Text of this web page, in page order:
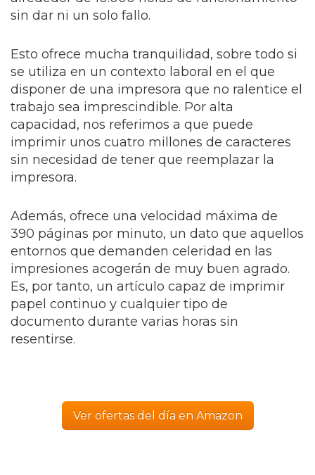
sin dar ni un solo fallo.
Esto ofrece mucha tranquilidad, sobre todo si
se utiliza en un contexto laboral en el que
disponer de una impresora que no ralentice el
trabajo sea imprescindible. Por alta
capacidad, nos referimos a que puede
imprimir unos cuatro millones de caracteres
sin necesidad de tener que reemplazar la
impresora.
Además, ofrece una velocidad máxima de
390 páginas por minuto, un dato que aquellos
entornos que demanden celeridad en las
impresiones acogerán de muy buen agrado.
Es, por tanto, un artículo capaz de imprimir
papel continuo y cualquier tipo de
documento durante varias horas sin
resentirse.
Ver ofertas del día en Amazon